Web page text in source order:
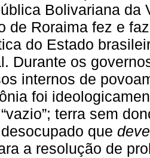
Bolivariana da
de Roraima fez e
do Estado
Durante os
internos de
foi
terra sem
que
a resolução de